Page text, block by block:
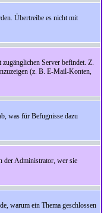
Übertreibe es nicht mit
Server befindet. Z.
(z. B. E-Mail-Konten,
was für Befugnisse dazu
der Administrator, wer sie
warum ein Thema geschlossen